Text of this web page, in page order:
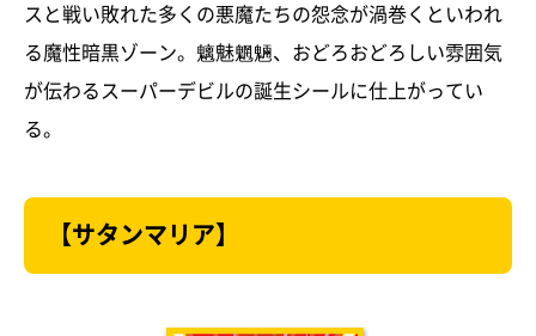
スと戦い敗れた多くの悪魔たちの怨念が渦巻くといわれ
る魔性暗黒ゾーン。魑魅魍魎、おどろおどろしい雰囲気
が伝わるスーパーデビルの誕生シールに仕上がってい
る。
【サタンマリア】